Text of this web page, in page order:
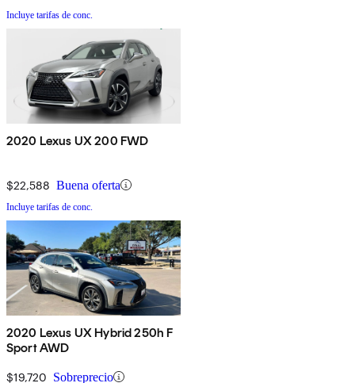
Incluye tarifas de conc.
2020 Lexus UX 200 FWD
$22,588 Buena oferta
Incluye tarifas de conc.
2020 Lexus UX Hybrid 250h F
Sport AWD
$19,720 Sobreprecio